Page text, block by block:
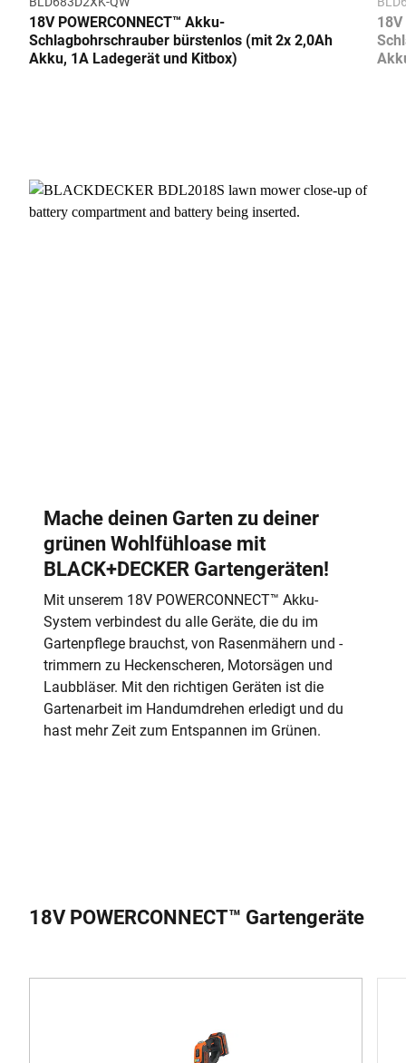
18V POWERCONNECT™ Akku-
Schlagbohrschrauber bürstenlos (mit 2x 2,0Ah
Akku, 1A Ladegerät und Kitbox)
18V
Mache deinen Garten zu deiner
grünen Wohlfühloase mit
BLACK+DECKER Gartengeräten!
Mit unserem 18V POWERCONNECT™ Akku-
System verbindest du alle Geräte, die du im
Gartenpflege brauchst, von Rasenmähern und -
trimmern zu Heckenscheren, Motorsägen und
Laubbläser. Mit den richtigen Geräten ist die
Gartenarbeit im Handumdrehen erledigt und du
hast mehr Zeit zum Entspannen im Grünen.
18V POWERCONNECT™ Gartengeräte